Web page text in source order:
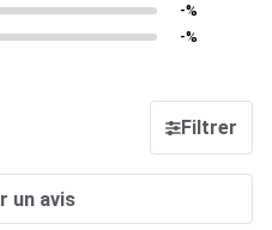
-%
-%
Filtrer
un avis